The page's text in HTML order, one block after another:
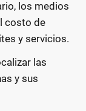
los medios
costo de
y servicios.
las
y sus